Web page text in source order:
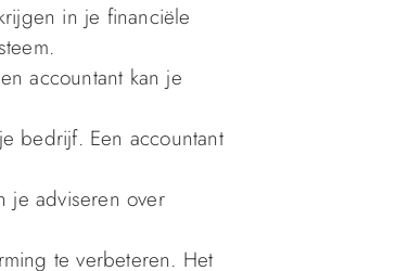
in je financiële
accountant kan je
bedrijf. Een accountant
je adviseren over
te verbeteren. Het